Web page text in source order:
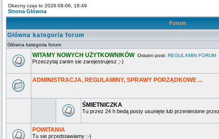
Obecny czas to 2026-08-06, 18:49
Strona Główna
Forum
Główna kategoria forum
Główna kategoria forum
WITAMY NOWYCH UŻYTKOWNIKÓW Ostatni post: REGULAMIN FORUM
Przeczytaj zanim sie zarejestrujesz ;-)
ADMINISTRACJA, REGULAMINY, SPRAWY PORZĄDKOWE ...
ŚMIETNICZKA
Tu przez 24 h bedą posty usunięte lub przeniesione
POWITANIA
Tu sie przedstawiamy :-)